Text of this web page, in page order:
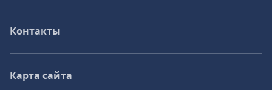
Контакты
Карта сайта